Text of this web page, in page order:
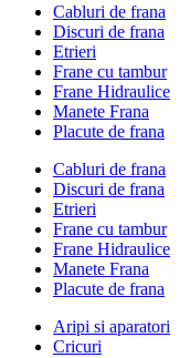
Cabluri de frana
Discuri de frana
Etrieri
Frane cu tambur
Frane Hidraulice
Manete Frana
Placute de frana
Cabluri de frana
Discuri de frana
Etrieri
Frane cu tambur
Frane Hidraulice
Manete Frana
Placute de frana
Aripi si aparatori
Cricuri